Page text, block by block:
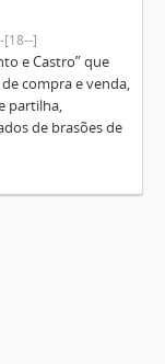
[18--]
e Castro” que
compra e venda,
partilha,
de brasões de